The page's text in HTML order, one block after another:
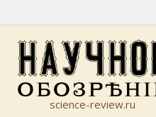
science-review.ru